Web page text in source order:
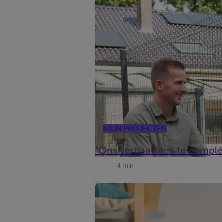
MIJN PROJECTEN
“Ons verhaal leek te
4 min
Zou u graag een droomreis maken
lening op afbetaling biedt u de